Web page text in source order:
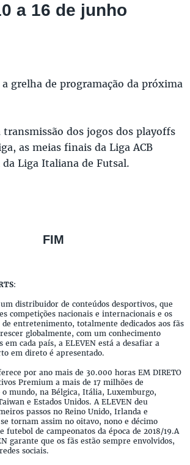
a 16 de junho
grelha de programação da próxima
transmissão dos jogos dos playoffs
as meias finais da Liga ACB
Liga Italiana de Futsal.
FIM
:
um distribuidor de conteúdos desportivos, que
competições nacionais e internacionais e os
entretenimento, totalmente dedicados aos fãs
globalmente, com um conhecimento
em cada país, a ELEVEN está a desafiar a
em direto é apresentado.
por ano mais de 30.000 horas EM DIRETO
Premium a mais de 17 milhões de
mundo, na Bélgica, Itália, Luxemburgo,
e Estados Unidos. A ELEVEN deu
passos no Reino Unido, Irlanda e
tornam assim no oitavo, nono e décimo
futebol de campeonatos da época de 2018/19.A
garante que os fãs estão sempre envolvidos,
sociais.